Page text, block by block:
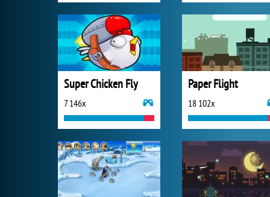
Super Chicken Fly
7 146x
Paper Flight
18 102x